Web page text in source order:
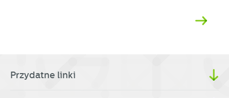
Przydatne linki